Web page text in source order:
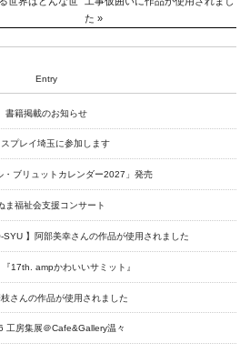
News
About
Artists
Exhibitions
Projects
た »
Entry
書籍掲載のお知らせ
スプレイ埼玉に参加します
・ブリュットカレンダー2027」発売
ま福祉会支援コンサート
SYU 】阿部美幸さんの作品が使用されました
17th. ampかわいいサミット』
さんの作品が使用されました
工房集展＠Cafe&Gallery温々